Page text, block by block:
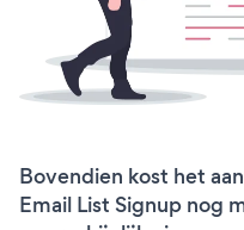
Bovendien kost het
Email List Signup nog